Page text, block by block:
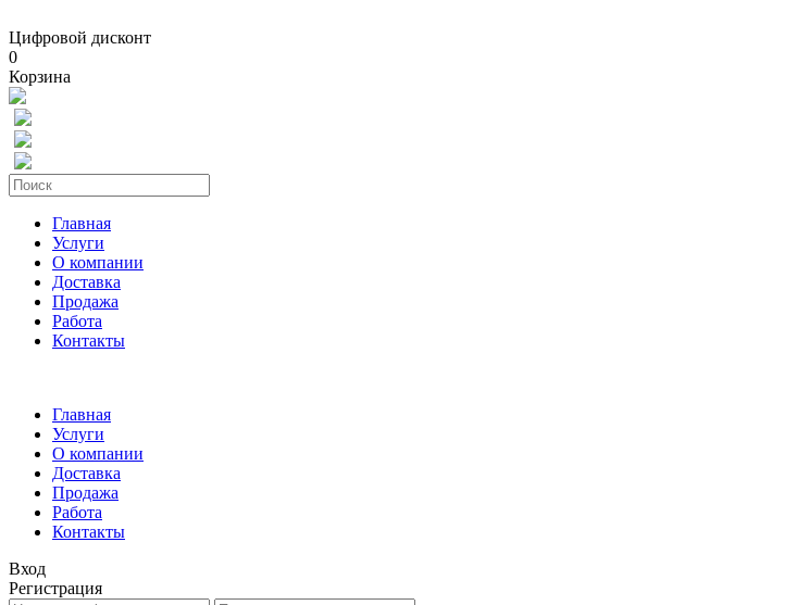
Цифровой дисконт
0
Корзина
Главная
Услуги
О компании
Доставка
Продажа
Работа
Контакты
Главная
Услуги
О компании
Доставка
Продажа
Работа
Контакты
Вход
Регистрация